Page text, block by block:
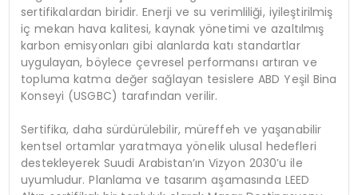
sertifikalardan biridir. Enerji ve su verimliliği, iyileştirilmiş
iç mekan hava kalitesi, kaynak yönetimi ve azaltılmış
karbon emisyonları gibi alanlarda katı standartlar
uygulayan, böylece çevresel performansı artıran ve
topluma katma değer sağlayan tesislere ABD Yeşil Bina
Konseyi (USGBC) tarafından verilir.
Sertifika, daha sürdürülebilir, müreffeh ve yaşanabilir
kentsel ortamlar yaratmaya yönelik ulusal hedefleri
destekleyerek Suudi Arabistan’ın Vizyon 2030’u ile
uyumludur. Planlama ve tasarım aşamasında LEED